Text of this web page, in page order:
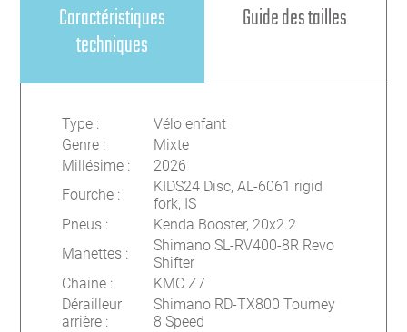
Caractéristiques
techniques
Guide des tailles
Type :
Vélo enfant
Genre :
Mixte
Millésime :
2026
Fourche :
KIDS24 Disc, AL-6061 rigid
fork, IS
Pneus :
Kenda Booster, 20x2.2
Manettes :
Shimano SL-RV400-8R Revo
Shifter
Chaine :
KMC Z7
Dérailleur
arrière :
Shimano RD-TX800 Tourney
8 Speed